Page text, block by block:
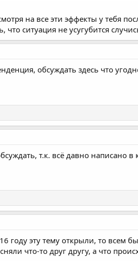
на все эти эффекты у тебя
что ситуация не усугубится
обсуждать здесь что
т.к. всё давно написано
году эту тему открыли, то
что-то друг другу, а что